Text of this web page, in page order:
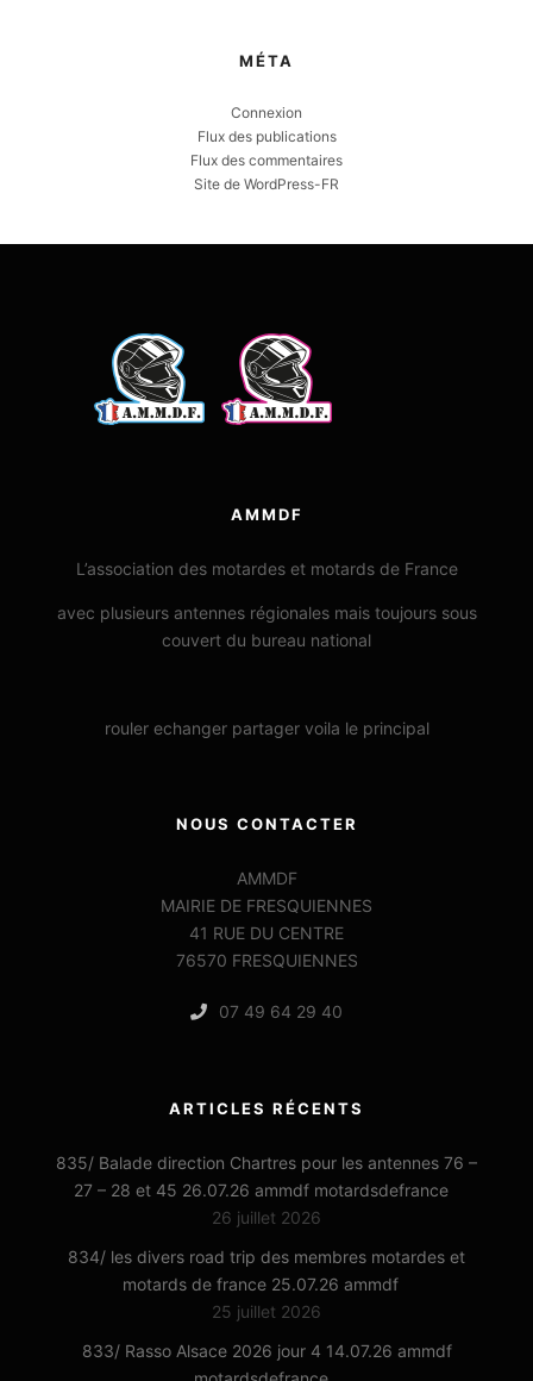
MÉTA
Connexion
Flux des publications
Flux des commentaires
Site de WordPress-FR
AMMDF
L’association des motardes et motards de France
avec plusieurs antennes régionales mais toujours sous
couvert du bureau national
rouler echanger partager voila le principal
NOUS CONTACTER
AMMDF
MAIRIE DE FRESQUIENNES
41 RUE DU CENTRE
76570 FRESQUIENNES
07 49 64 29 40
ARTICLES RÉCENTS
835/ Balade direction Chartres pour les antennes 76 –
27 – 28 et 45 26.07.26 ammdf motardsdefrance
26 juillet 2026
834/ les divers road trip des membres motardes et
motards de france 25.07.26 ammdf
25 juillet 2026
833/ Rasso Alsace 2026 jour 4 14.07.26 ammdf